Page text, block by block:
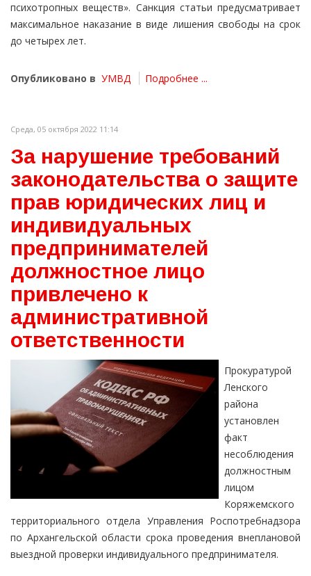
психотропных веществ». Санкция статьи предусматривает
максимальное наказание в виде лишения свободы на срок
до четырех лет.
Опубликовано в УМВД Подробнее ...
Среда, 05 октября 2022 11:14
За нарушение требований
законодательства о защите
прав юридических лиц и
индивидуальных
предпринимателей
должностное лицо
привлечено к
административной
ответственности
Прокуратурой
Ленского
района
установлен
факт
несоблюдения
должностным
лицом
Коряжемского
территориального отдела Управления Роспотребнадзора
по Архангельской области срока проведения внеплановой
выездной проверки индивидуального предпринимателя.